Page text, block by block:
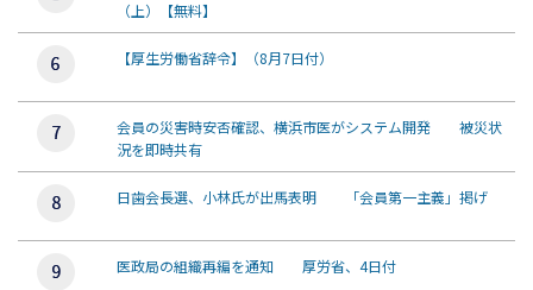
（上）【無料】
【厚生労働省辞令】（8月7日付）
会員の災害時安否確認、横浜市医がシステム開発 被災状
況を即時共有
日歯会長選、小林氏が出馬表明 「会員第一主義」掲げ
医政局の組織再編を通知 厚労省、4日付